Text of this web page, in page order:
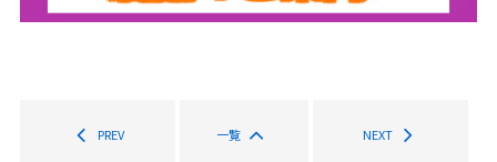
PREV 一覧 NEXT